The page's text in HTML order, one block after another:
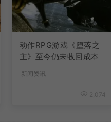
动作RPG游戏《堕落之
主》至今仍未收回成本
新闻资讯
2,074